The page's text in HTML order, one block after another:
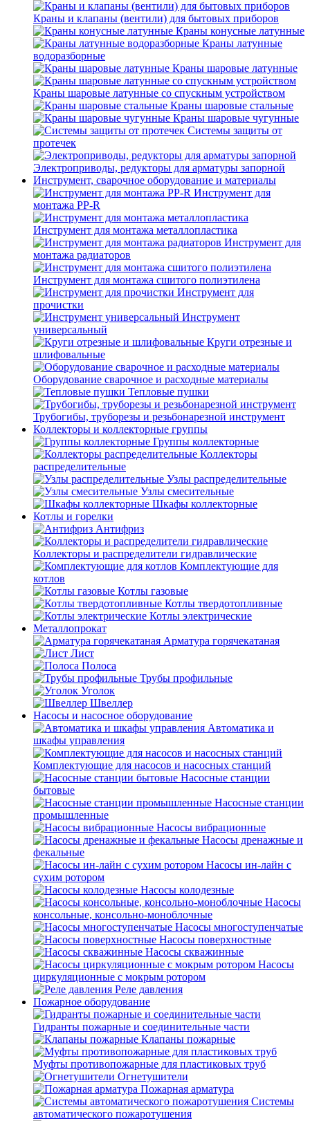
Краны и клапаны (вентили) для бытовых приборов
Краны конусные латунные
Краны латунные
водоразборные
Краны шаровые латунные
Краны шаровые латунные со спускным устройством
Краны шаровые стальные
Краны шаровые чугунные
Системы защиты от
протечек
Электроприводы, редукторы для арматуры запорной
Инструмент, сварочное оборудование и материалы
Инструмент для
монтажа PP-R
Инструмент для монтажа металлопластика
Инструмент для
монтажа радиаторов
Инструмент для монтажа сшитого полиэтилена
Инструмент для
прочистки
Инструмент
универсальный
Круги отрезные и
шлифовальные
Оборудование сварочное и расходные материалы
Тепловые пушки
Трубогибы, труборезы и резьбонарезной инструмент
Коллекторы и коллекторные группы
Группы коллекторные
Коллекторы
распределительные
Узлы распределительные
Узлы смесительные
Шкафы коллекторные
Котлы и горелки
Антифриз
Коллекторы и распределители гидравлические
Комплектующие для
котлов
Котлы газовые
Котлы твердотопливные
Котлы электрические
Металлопрокат
Арматура горячекатаная
Лист
Полоса
Трубы профильные
Уголок
Швеллер
Насосы и насосное оборудование
Автоматика и
шкафы управления
Комплектующие для насосов и насосных станций
Насосные станции
бытовые
Насосные станции
промышленные
Насосы вибрационные
Насосы дренажные и
фекальные
Насосы ин-лайн с
сухим ротором
Насосы колодезные
Насосы
консольные, консольно-моноблочные
Насосы многоступенчатые
Насосы поверхностные
Насосы скважинные
Насосы
циркуляционные с мокрым ротором
Реле давления
Пожарное оборудование
Гидранты пожарные и соединительные части
Клапаны пожарные
Муфты противопожарные для пластиковых труб
Огнетушители
Пожарная арматура
Системы
автоматического пожаротушения